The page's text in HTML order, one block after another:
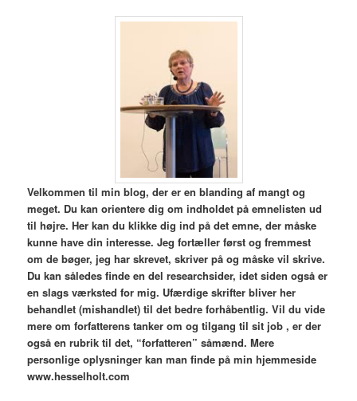
Velkommen til min blog, der er en blanding af mangt og
meget. Du kan orientere dig om indholdet på emnelisten ud
til højre. Her kan du klikke dig ind på det emne, der måske
kunne have din interesse. Jeg fortæller først og fremmest
om de bøger, jeg har skrevet, skriver på og måske vil skrive.
Du kan således finde en del researchsider, idet siden også er
en slags værksted for mig. Ufærdige skrifter bliver her
behandlet (mishandlet) til det bedre forhåbentlig. Vil du vide
mere om forfatterens tanker om og tilgang til sit job , er der
også en rubrik til det, “forfatteren” såmænd. Mere
personlige oplysninger kan man finde på min hjemmeside
www.hesselholt.com